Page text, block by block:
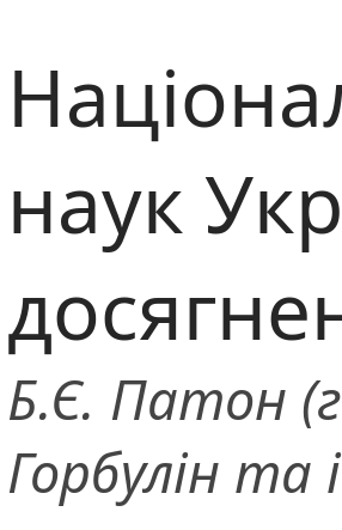
наук
Б.Є. Патон
Горбулін та